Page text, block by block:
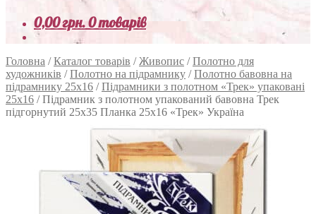
0,00грн.0 товарів
Головна /Каталог товарів /Живопис /Полотно для
художників /Полотно на підрамнику /Полотно бавовна на
підрамнику 25х16 /Підрамники з полотном «Трек» упаковані
25x16 /Підрамник з полотном упакований бавовна Трек
підгорнутий 25х35 Планка 25х16 «Трек» Україна